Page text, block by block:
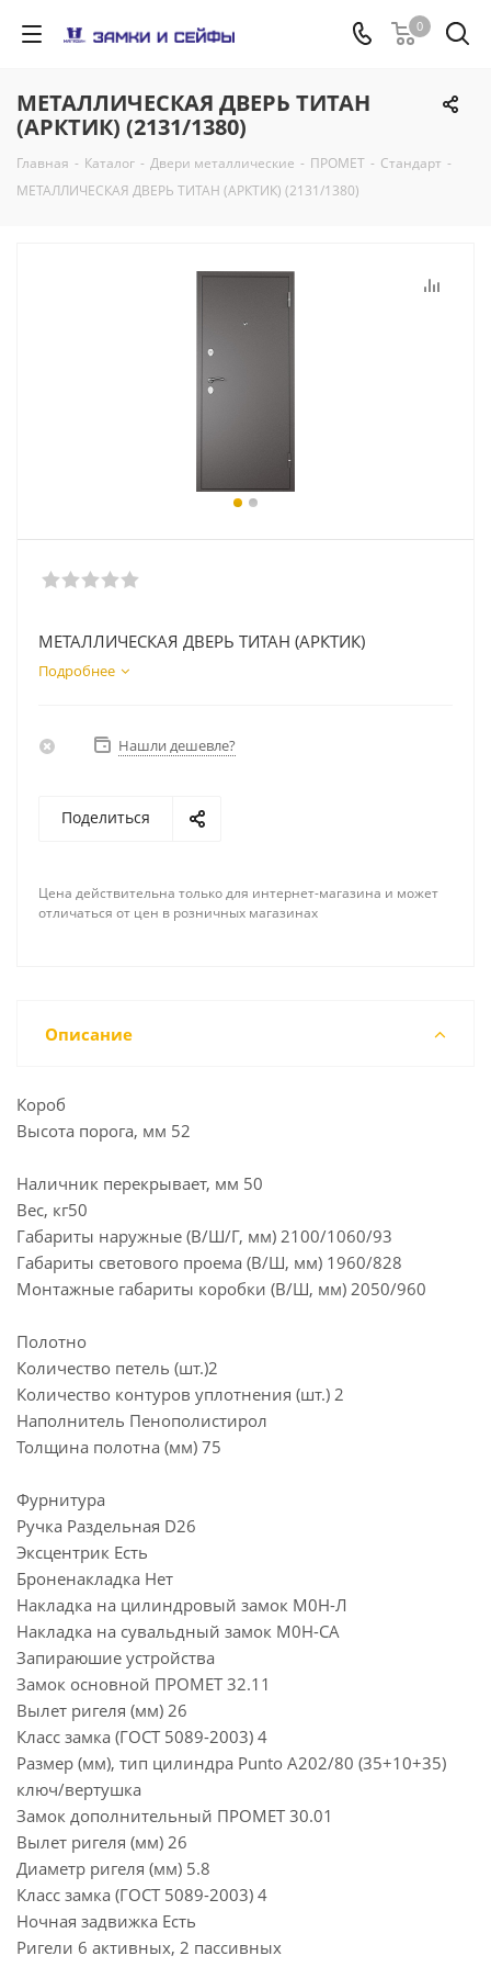
0
МЕТАЛЛИЧЕСКАЯ ДВЕРЬ ТИТАН
(АРКТИК) (2131/1380)
Главная - Каталог - Двери металлические - ПРОМЕТ - Стандарт -
МЕТАЛЛИЧЕСКАЯ ДВЕРЬ ТИТАН (АРКТИК) (2131/1380)
МЕТАЛЛИЧЕСКАЯ ДВЕРЬ ТИТАН (АРКТИК)
Подробнее
Нашли дешевле?
Поделиться
Цена действительна только для интернет-магазина и может
отличаться от цен в розничных магазинах
Описание
Короб
Высота порога, мм 52
Наличник перекрывает, мм 50
Вес, кг50
Габариты наружные (В/Ш/Г, мм) 2100/1060/93
Габариты светового проема (В/Ш, мм) 1960/828
Монтажные габариты коробки (В/Ш, мм) 2050/960
Полотно
Количество петель (шт.)2
Количество контуров уплотнения (шт.) 2
Наполнитель Пенополистирол
Толщина полотна (мм) 75
Фурнитура
Ручка Раздельная D26
Эксцентрик Есть
Броненакладка Нет
Накладка на цилиндровый замок М0Н-Л
Накладка на сувальдный замок М0Н-СА
Запираюшие устройства
Замок основной ПРОМЕТ 32.11
Вылет ригеля (мм) 26
Класс замка (ГОСТ 5089-2003) 4
Размер (мм), тип цилиндра Punto A202/80 (35+10+35)
ключ/вертушка
Замок дополнительный ПРОМЕТ 30.01
Вылет ригеля (мм) 26
Диаметр ригеля (мм) 5.8
Класс замка (ГОСТ 5089-2003) 4
Ночная задвижка Есть
Ригели 6 активных, 2 пассивных